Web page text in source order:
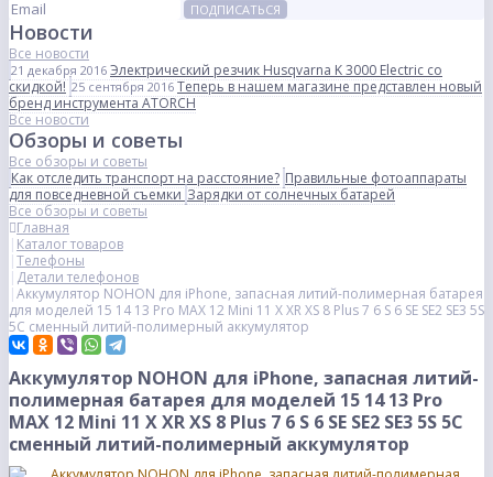
ПОДПИСАТЬСЯ
Новости
Все новости
21 декабря 2016 Электрический резчик Husqvarna K 3000 Electric со
скидкой! 25 сентября 2016 Теперь в нашем магазине представлен новый
бренд инструмента ATORCH
Все новости
Обзоры и советы
Все обзоры и советы
Как отследить транспорт на расстояние? Правильные фотоаппараты
для повседневной съемкиЗарядки от солнечных батарей
Все обзоры и советы
Главная
Каталог товаров
Телефоны
Детали телефонов
Аккумулятор NOHON для iPhone, запасная литий-полимерная батарея
для моделей 15 14 13 Pro MAX 12 Mini 11 X XR XS 8 Plus 7 6 S 6 SE SE2 SE3 5S
5C сменный литий-полимерный аккумулятор
Аккумулятор NOHON для iPhone, запасная литий-
полимерная батарея для моделей 15 14 13 Pro
MAX 12 Mini 11 X XR XS 8 Plus 7 6 S 6 SE SE2 SE3 5S 5C
сменный литий-полимерный аккумулятор